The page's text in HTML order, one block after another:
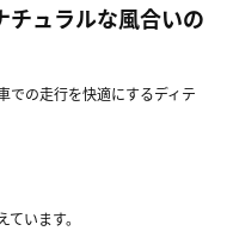
チュラルな風合いの
での走行を快適にするディテ
います。